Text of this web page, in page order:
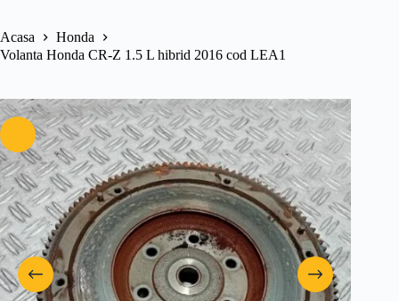
Acasa
Honda
Volanta Honda CR-Z 1.5 L hibrid 2016 cod LEA1